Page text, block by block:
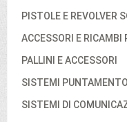
PISTOLE E REVOLVER
ACCESSORI E RICAMBI
PALLINI E ACCESSORI
SISTEMI
SISTEMI DI